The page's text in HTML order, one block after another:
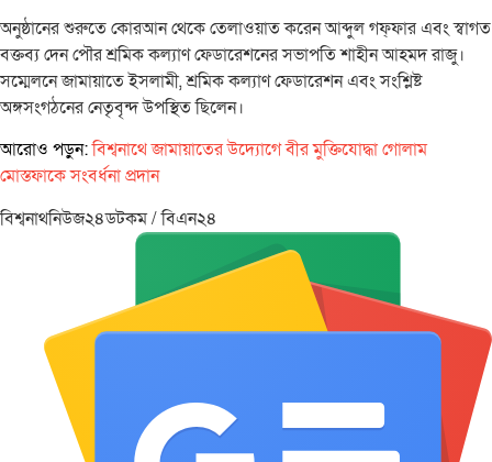
অনুষ্ঠানের শুরুতে কোরআন থেকে তেলাওয়াত করেন আব্দুল গফ্ফার এবং স্বাগত
বক্তব্য দেন পৌর শ্রমিক কল্যাণ ফেডারেশনের সভাপতি শাহীন আহমদ রাজু।
সম্মেলনে জামায়াতে ইসলামী, শ্রমিক কল্যাণ ফেডারেশন এবং সংশ্লিষ্ট
অঙ্গসংগঠনের নেতৃবৃন্দ উপস্থিত ছিলেন।
আরোও পড়ুন:বিশ্বনাথে জামায়াতের উদ্যোগে বীর মুক্তিযোদ্ধা গোলাম
মোস্তফাকে সংবর্ধনা প্রদান
বিশ্বনাথনিউজ২৪ডটকম / বিএন২৪